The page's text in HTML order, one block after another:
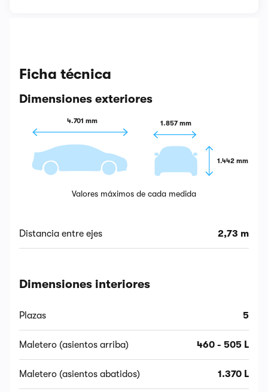
Ficha técnica
Dimensiones exteriores
4.701 mm 1.857 mm
1.442 mm
Valores máximos de cada medida
Distancia entre ejes 2,73 m
Dimensiones interiores
Plazas 5
Maletero (asientos arriba) 460 - 505 L
Maletero (asientos abatidos) 1.370 L